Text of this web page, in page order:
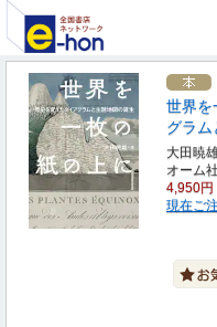
世界
グラム
大田暁
オーム社
4,950円
現在ご